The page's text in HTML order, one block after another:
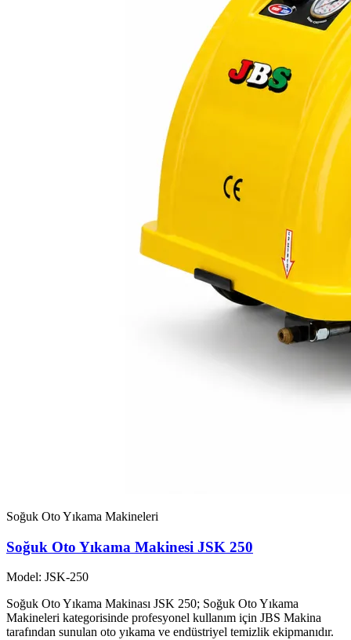
Soğuk Oto Yıkama Makineleri
Soğuk Oto Yıkama Makinesi JSK 250
Model: JSK-250
Soğuk Oto Yıkama Makinası JSK 250; Soğuk Oto Yıkama
Makineleri kategorisinde profesyonel kullanım için JBS Makina
tarafından sunulan oto yıkama ve endüstriyel temizlik ekipmanıdır.